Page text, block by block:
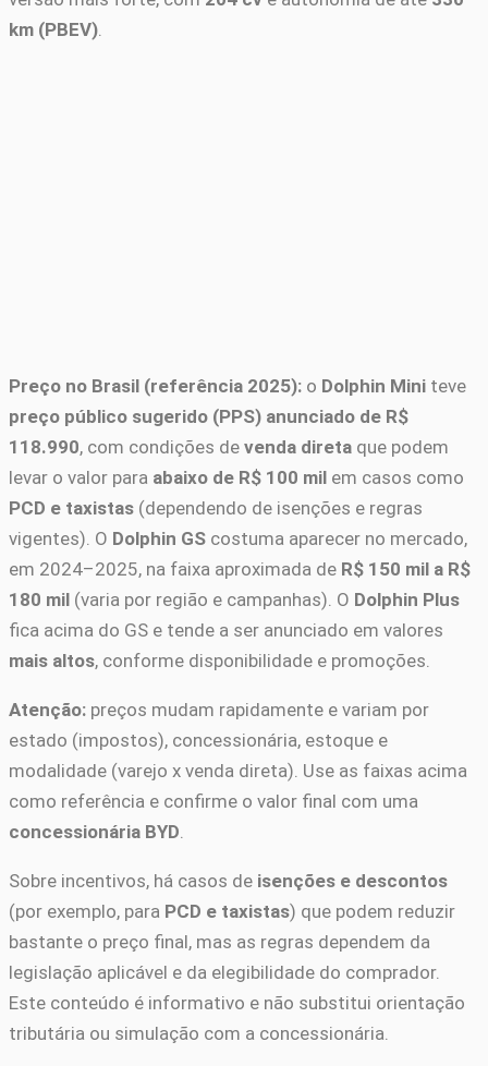
km (PBEV).
Preço no Brasil (referência 2025): o Dolphin Mini teve
preço público sugerido (PPS) anunciado de R$
118.990, com condições de venda direta que podem
levar o valor para abaixo de R$ 100 mil em casos como
PCD e taxistas (dependendo de isenções e regras
vigentes). O Dolphin GS costuma aparecer no mercado,
em 2024–2025, na faixa aproximada de R$ 150 mil a R$
180 mil (varia por região e campanhas). O Dolphin Plus
fica acima do GS e tende a ser anunciado em valores
mais altos, conforme disponibilidade e promoções.
Atenção: preços mudam rapidamente e variam por
estado (impostos), concessionária, estoque e
modalidade (varejo x venda direta). Use as faixas acima
como referência e confirme o valor final com uma
concessionária BYD.
Sobre incentivos, há casos de isenções e descontos
(por exemplo, para PCD e taxistas) que podem reduzir
bastante o preço final, mas as regras dependem da
legislação aplicável e da elegibilidade do comprador.
Este conteúdo é informativo e não substitui orientação
tributária ou simulação com a concessionária.